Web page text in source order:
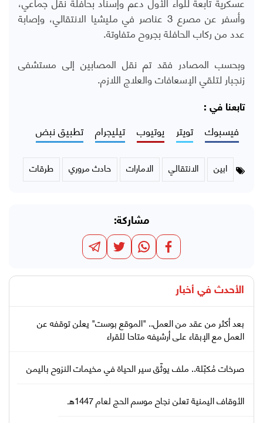
وأسفر عن مصرع 3 عناصر في مليشيا الانتقالي، وإصابة
عدد من ركاب الحافلة بجروح متفاوتة.
وبحسب المصادر فقد تم نقل المصابين إلى مستشفى
زنجبار لتلقي الإسعافات والعلاج اللازم.
تابعنا في :
فيسبوك تويتر يوتيوب تيليجرام تطبيق نبض
ابين الانتقالي الامارات حادث مروري طرقات
مشاركة:
الأحدث في أخبار
بعد أكثر من عقد من العمل.. "الموقع بوست" يعلن توقفه عن
العمل مع الإبقاء على أرشيفه متاحا للقراء
صرخات مُكبّلة.. ملف يوثّق سير الحياة في مخيمات النزوح باليمن
الأوقاف اليمنية تعلن نجاح موسم الحج لعام 1447هـ